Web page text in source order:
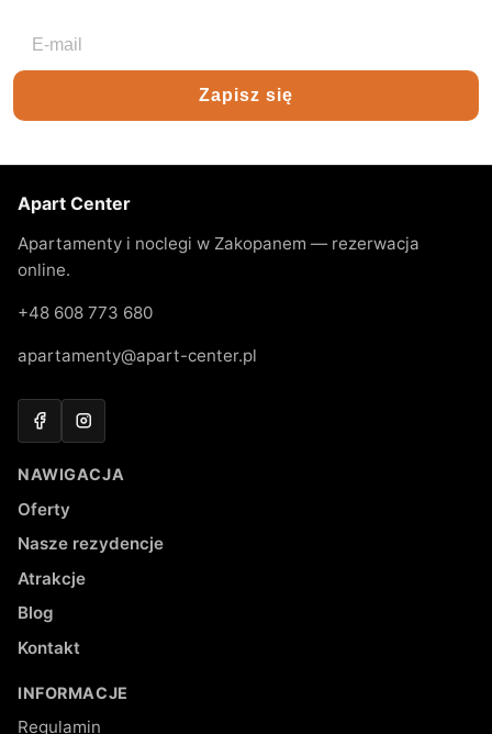
Adres e-mail
Zapisz się
Apart Center
Apartamenty i noclegi w Zakopanem — rezerwacja
online.
+48 608 773 680
apartamenty@apart-center.pl
FacebookInstagram
NAWIGACJA
Oferty
Nasze rezydencje
Atrakcje
Blog
Kontakt
INFORMACJE
Regulamin